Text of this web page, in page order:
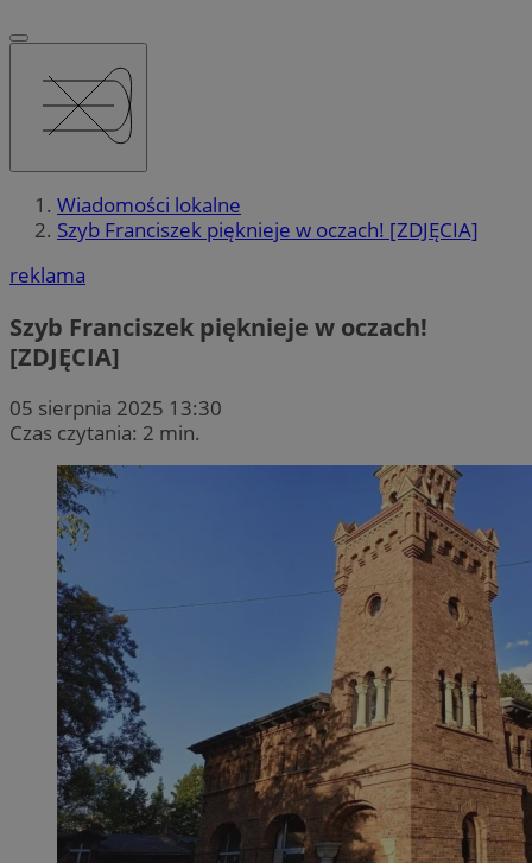
Wiadomości lokalne
Szyb Franciszek pięknieje w oczach! [ZDJĘCIA]
reklama
Szyb Franciszek pięknieje w oczach!
[ZDJĘCIA]
05 sierpnia 2025 13:30
Czas czytania: 2 min.